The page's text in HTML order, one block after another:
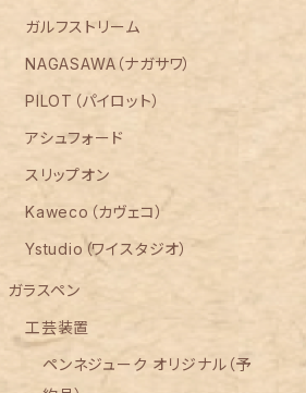
ガルフストリーム
NAGASAWA（ナガサワ）
PILOT（パイロット）
アシュフォード
スリップオン
Kaweco（カヴェコ）
Ystudio（ワイスタジオ）
ガラスペン
工芸装置
ペンネジューク オリジナル（予